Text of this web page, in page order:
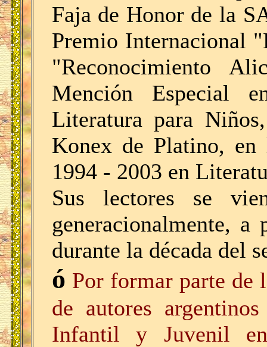
Faja de Honor de la
Premio Internacional
"Reconocimiento
Mención Especial
Literatura para
Konex de Platino,
1994 - 2003 en
Sus lectores se
generacionalmente,
durante la década del
ó Por formar parte de
de autores
Infantil y Juvenil